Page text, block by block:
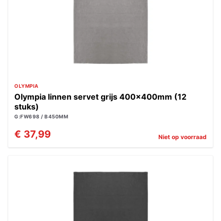
OLYMPIA
Olympia linnen servet grijs 400x400mm (12
stuks)
G:FW698 / B450MM
€ 37,99 Niet op voorraad